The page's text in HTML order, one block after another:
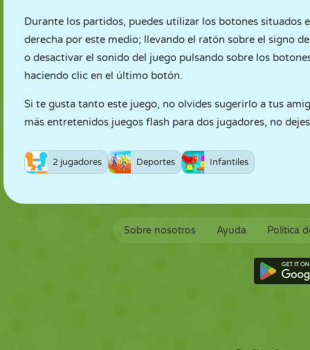
Durante los partidos, puedes utilizar los botones situados
derecha por este medio; llevando el ratón sobre el signo
o desactivar el sonido del juego pulsando sobre los
haciendo clic en el último botón.
Si te gusta tanto este juego, no olvides sugerirlo a tus
más entretenidos juegos flash para dos jugadores, no
2 jugadores Deportes Infantiles
Sobre nosotros Ayuda Política